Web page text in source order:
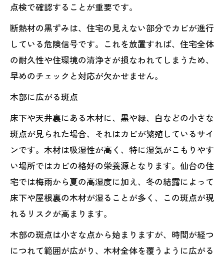
点検で確認することが重要です。
断熱材の黒ずみは、住宅の見えない部分でカビが進行
している危険信号です。これを放置すれば、住宅全体
の耐久性や住環境の清浄さが損なわれてしまうため、
早めのチェックと対応が欠かせません。
木部に広がる斑点
床下や天井裏にある木材に、黒や緑、白などの小さな
斑点が見られた場合、それはカビが繁殖しているサイ
ンです。木材は吸湿性が高く、特に湿気がこもりやす
い場所ではカビの格好の栄養源となります。仙台の住
宅では梅雨から夏の高湿度に加え、冬の結露によって
床下や屋根裏の木材が湿ることが多く、この斑点が現
れるリスクが高まります。
木部の斑点は小さな点から始まりますが、時間が経つ
につれて範囲が広がり、木材全体を覆うように広がる